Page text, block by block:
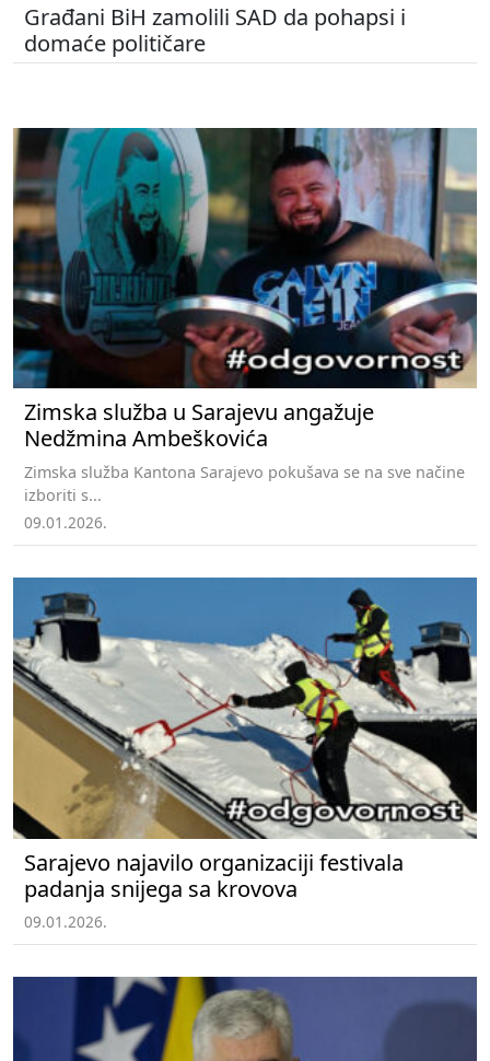
Građani BiH zamolili SAD da pohapsi i
domaće političare
Zimska služba u Sarajevu angažuje
Nedžmina Ambeškovića
Zimska služba Kantona Sarajevo pokušava se na sve načine
izboriti s...
09.01.2026.
Sarajevo najavilo organizaciji festivala
padanja snijega sa krovova
09.01.2026.